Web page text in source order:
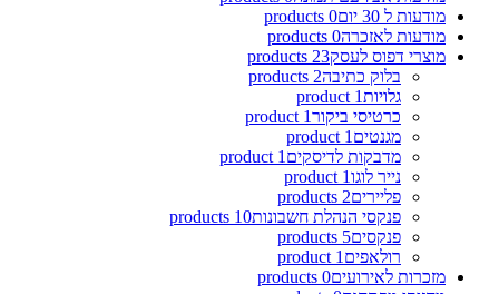
מודעות ל 30 יום
0
products
מודעות לאזכרה0
products
מוצרי דפוס לעסק23
products
בלוק כתיבה2
products
גלויות1
product
כרטיסי ביקור1
product
מגנטים 1
product
מדבקות לדיסקים 1
product
נייר לוגו1
product
פליירים2
products
פנקסי הנהלת חשבונות10
products
פנקסים5
products
רולאפים 1
product
מזכרות לאירועים0
products